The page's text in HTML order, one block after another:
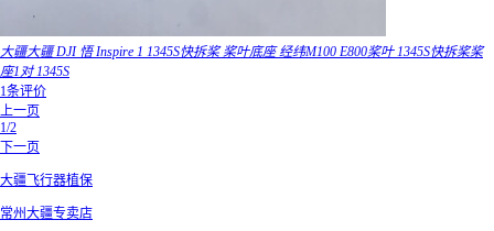
大疆大疆 DJI 悟 Inspire 1 1345S快拆桨 桨叶底座 经纬M100 E800桨叶 1345S快拆桨桨
座1对 1345S
1条评价
上一页
1/2
下一页
大疆飞行器植保
常州大疆专卖店